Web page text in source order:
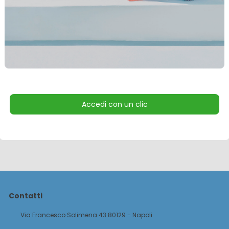
Accedi con un clic
Contatti
Via Francesco Solimena 43 80129 - Napoli